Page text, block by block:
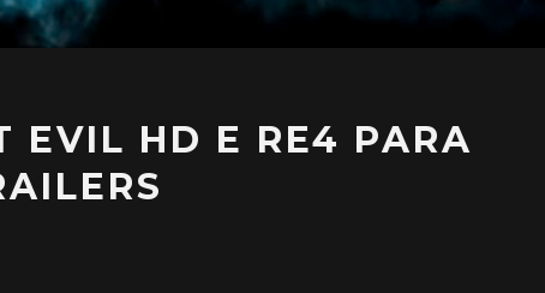
EVIL HD E RE4 PARA